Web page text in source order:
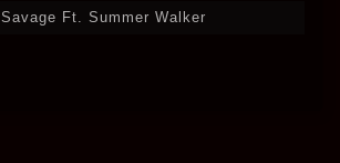
Ft. Summer Walker